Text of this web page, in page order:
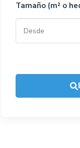
Tamaño (m² o